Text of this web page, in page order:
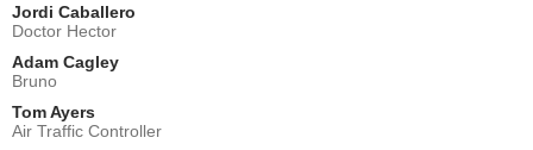
Jordi Caballero
Doctor Hector
Adam Cagley
Bruno
Tom Ayers
Air Traffic Controller